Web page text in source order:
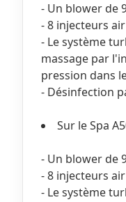
- Un blower de
- 8 injecteurs
- Le système
massage par
pression dans
- Désinfection
Sur le Spa
- Un blower de
- 8 injecteurs
- Le système